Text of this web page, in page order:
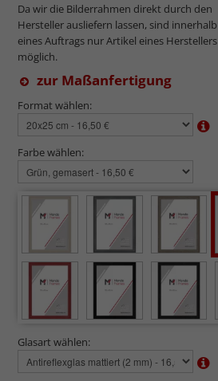
Da wir die Bilderrahmen direkt durch den
Hersteller ausliefern lassen, sind innerhalb
eines Auftrags nur Artikel eines Herstellers
möglich.
zur Maßanfertigung
Format wählen:
Farbe wählen:
Glasart wählen: